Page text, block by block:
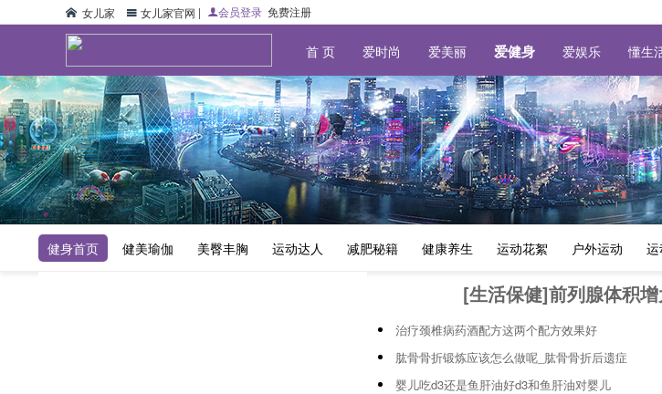
宝宝妈频道为准备怀孕的夫妻提供实用的孕前准备,孕前营养,不孕不育等怀孕知识,具体包括怀孕检查,孕前检测,早孕反应等怀孕初期的知识。
怀孕准备_怀孕症状_怀孕知识大全-女儿家社区(兴趣|资讯|时尚|生活)
女儿家 女儿家官网 | 会员登录 免费注册
首 页 爱时尚 爱美丽 爱健身 爱娱乐 懂生
健身首页 健美瑜伽 美臀丰胸 运动达人 减肥秘籍 健康养生 运动花絮 户外运动
[生活保健]前列腺体积
治疗颈椎病药酒配方这两个配方效果好
肱骨骨折锻炼应该怎么做呢_肱骨骨折后遗症
婴儿吃d3还是鱼肝油好d3和鱼肝油对婴儿